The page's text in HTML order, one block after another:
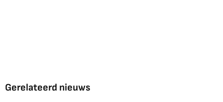
Gerelateerd nieuws